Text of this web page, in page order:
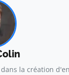
la création